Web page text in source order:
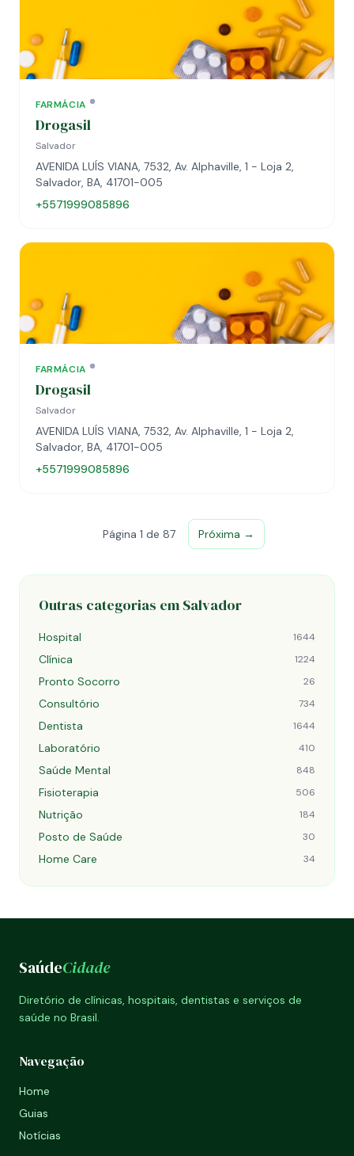
FARMÁCIA
Drogasil
Salvador
AVENIDA LUÍS VIANA, 7532, Av. Alphaville, 1 - Loja 2,
Salvador, BA, 41701-005
+5571999085896
FARMÁCIA
Drogasil
Salvador
AVENIDA LUÍS VIANA, 7532, Av. Alphaville, 1 - Loja 2,
Salvador, BA, 41701-005
+5571999085896
Página 1 de 87 Próxima →
Outras categorias em Salvador
Hospital 1644
Clínica 1224
Pronto Socorro 26
Consultório 734
Dentista 1644
Laboratório 410
Saúde Mental 848
Fisioterapia 506
Nutrição 184
Posto de Saúde 30
Home Care 34
SaúdeCidade
Diretório de clínicas, hospitais, dentistas e serviços de
saúde no Brasil.
Navegação
Home
Guias
Notícias